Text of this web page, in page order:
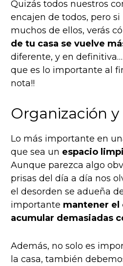
Quizás todos nuestros
encajen de todos, pero si
muchos de ellos, verás
de tu casa se vuelve
diferente, y en
que es lo importante al
nota!!
Organización
Lo más importante en
que sea un espacio
Aunque parezca algo
prisas del día a día nos
el desorden se adueña
importante mantener el
acumular demasiadas
Además, no solo es
la casa, también